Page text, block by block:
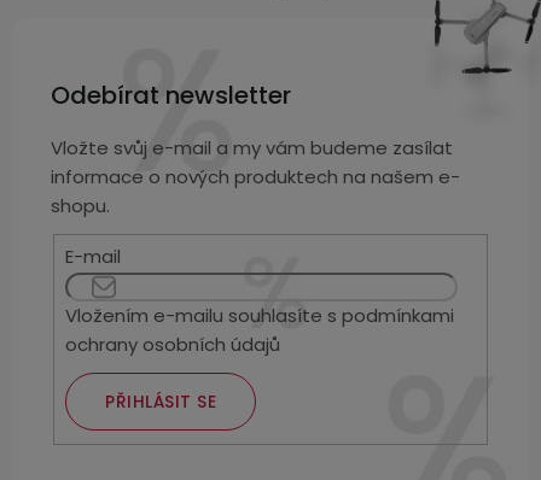
Odebírat newsletter
Vložte svůj e-mail a my vám budeme zasílat
informace o nových produktech na našem e-
shopu.
E-mail
Vložením e-mailu souhlasíte spodmínkami
ochrany osobních údajů
PŘIHLÁSIT SE